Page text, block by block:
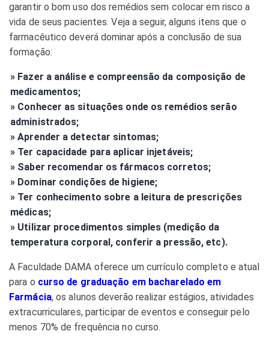
garantir o bom uso dos remédios sem colocar em risco a
vida de seus pacientes. Veja a seguir, alguns itens que o
farmacêutico deverá dominar após a conclusão de sua
formação:
» Fazer a análise e compreensão da composição de
medicamentos;
» Conhecer as situações onde os remédios serão
administrados;
» Aprender a detectar sintomas;
» Ter capacidade para aplicar injetáveis;
» Saber recomendar os fármacos corretos;
» Dominar condições de higiene;
» Ter conhecimento sobre a leitura de prescrições
médicas;
» Utilizar procedimentos simples (medição da
temperatura corporal, conferir a pressão, etc).
A Faculdade DAMA oferece um currículo completo e atual
para o curso de graduação em bacharelado em
Farmácia, os alunos deverão realizar estágios, atividades
extracurriculares, participar de eventos e conseguir pelo
menos 70% de frequência no curso.